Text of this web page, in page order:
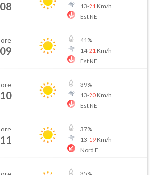
08
13-21 Km/h
Est NE
ore
09
41%
14-21 Km/h
Est NE
ore
10
39%
13-20Km/h
Est NE
ore
11
37%
13-19Km/h
Nord E
ore 35%